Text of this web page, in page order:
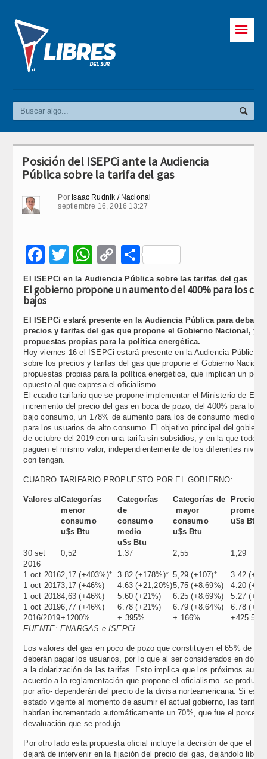
☰
Posición del ISEPCi ante la Audiencia
Pública sobre la tarifa del gas
Por Isaac Rudnik / Nacional
septiembre 16, 2016 13:27
Facebook
Twitter
WhatsApp
Copy
Link
Compartir
El ISEPCi en la Audiencia Pública sobre las tarifas del gas
El gobierno propone un aumento del 400% para los
bajos
El ISEPCi estará presente en la Audiencia Pública para debatir
precios y tarifas del gas que propone el Gobierno Nacional, y
propuestas propias para la política energética.
Hoy viernes 16 el ISEPCi estará presente en la Audiencia Pública
sobre los precios y tarifas del gas que propone el Gobierno
propuestas propias para la política energética, que implican un
opuesto al que expresa el oficialismo.
El cuadro tarifario que se propone implementar el Ministerio de
incremento del precio del gas en boca de pozo, del 400% para los
bajo consumo, un 178% de aumento para los de consumo medio, y
para los usuarios de alto consumo. El objetivo principal del
de octubre del 2019 con una tarifa sin subsidios, y en la que todos
paguen el mismo valor, independientemente de los diferentes
con tengan.
CUADRO TARIFARIO PROPUESTO POR EL GOBIERNO:
Valores alCategorías
menor
consumo
u$s Btu
Categorías
de
consumo
medio
u$s Btu
Categorías de
mayor
consumo
u$s Btu
Precio
promedio
u$s Btu
30 set
2016
0,52 1.37 2,55 1,29
1 oct 20162,17 (+403%)* 3.82 (+178%)* 5,29 (+107)*
3.42
1 oct 20173,17 (+46%) 4.63 (+21,20%)5,75 (+8.69%)
4.20
1 oct 20184,63 (+46%) 5.60 (+21%) 6.25 (+8.69%)
5.27
1 oct 20196,77 (+46%) 6.78 (+21%) 6.79 (+8.64%)
6.78
2016/2019+1200% + 395% + 166%
+425.58
FUENTE: ENARGAS e ISEPCi
Los valores del gas en poco de pozo que constituyen el 65% de la
deberán pagar los usuarios, por lo que al ser considerados en
a la dolarización de las tarifas. Esto implica que los próximos
acuerdo a la reglamentación que propone el oficialismo se
por año- dependerán del precio de la divisa norteamericana. Si este
estado vigente al momento de asumir el actual gobierno, las tarifas
habrían incrementado automáticamente un 70%, que fue el
devaluación que se produjo.
Por otro lado esta propuesta oficial incluye la decisión de que el
dejará de intervenir en la fijación del precio del gas, dejándolo